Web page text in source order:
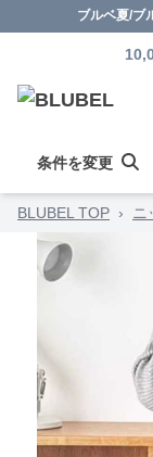
ブルベ夏/ブ
条件を変更
BLUBEL TOP ›